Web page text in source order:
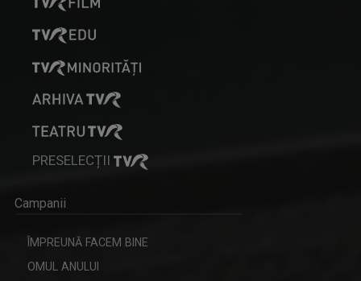
Protest de amploare al fermierilor în Capitală
de alcool, ...
PRESELECȚII
Campanii
ÎMPREUNĂ FACEM BINE
OMUL ANULUI